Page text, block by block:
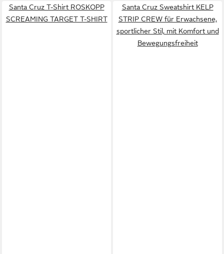
Santa Cruz T-Shirt ROSKOPP
SCREAMING TARGET T-SHIRT
Santa Cruz Sweatshirt KELP
STRIP CREW für Erwachsene,
sportlicher Stil, mit Komfort und
Bewegungsfreiheit